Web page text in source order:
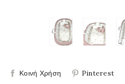
Κοινή Χρήση Pinterest